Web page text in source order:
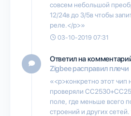
совсем небольшой
12/24в до 3/5в чтобы
реле.</p>»
03-10-2019 07:31
Ответил на
Zigbee расправил плечи
«<p>конкретно этот чип
проверяли
поле, где меньше всего
строений и других